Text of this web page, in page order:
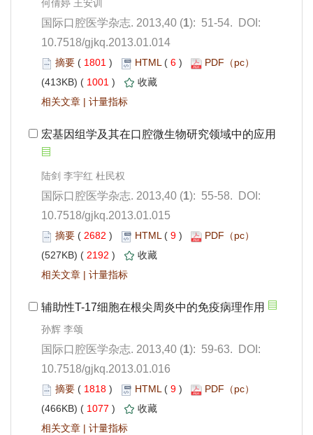
): 51-54. DOI:
10.7518/gjkq.2013.01.014
1801 ) 6 )
1001 )
|
): 55-58. DOI:
10.7518/gjkq.2013.01.015
2682 ) 9 )
2192 )
|
): 59-63. DOI:
10.7518/gjkq.2013.01.016
1818 ) 9 )
1077 )
|